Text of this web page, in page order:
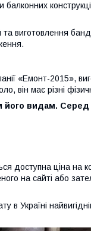
балконних
виготовлення
«Емонт-2015»,
він має різні
його видам. Серед
доступна ціна на
на сайті або
в Україні